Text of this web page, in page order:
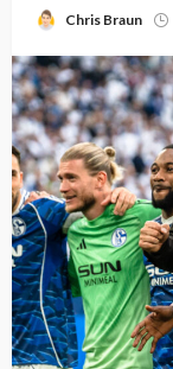
Chris Braun